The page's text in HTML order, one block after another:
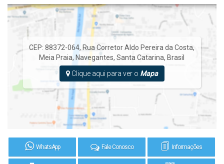
CEP: 88372-064, Rua Corretor Aldo Pereira da Costa,
Meia Praia, Navegantes,Santa Catarina, Brasil
Clique aqui para ver o Mapa
WhatsApp Fale Conosco Informações